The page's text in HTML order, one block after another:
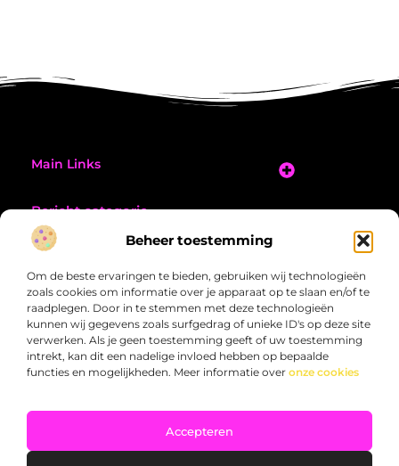
Beheer toestemming
Om de beste ervaringen te bieden, gebruiken wij technologieën
zoals cookies om informatie over je apparaat op te slaan en/of te
raadplegen. Door in te stemmen met deze technologieën
kunnen wij gegevens zoals surfgedrag of unieke ID's op deze site
verwerken. Als je geen toestemming geeft of uw toestemming
intrekt, kan dit een nadelige invloed hebben op bepaalde
functies en mogelijkheden. Meer informatie over onze cookies
Accepteren
Main Links
Bericht categorie
Opstapadvies.nl – Een verzameling verhalen die
raken.
Lees blogs en artikelen over de vele kanten van het dagelijks leven –
@2025 All Right Reserved. Design by